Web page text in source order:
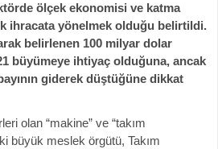
ölçek ekonomisi ve katma
ihracata yönelmek olduğu belirtildi.
belirlenen 100 milyar dolar
büyümeye ihtiyaç olduğuna, ancak
giderek düştüğüne dikkat
olan “makine” ve “takım
büyük meslek örgütü, Takım